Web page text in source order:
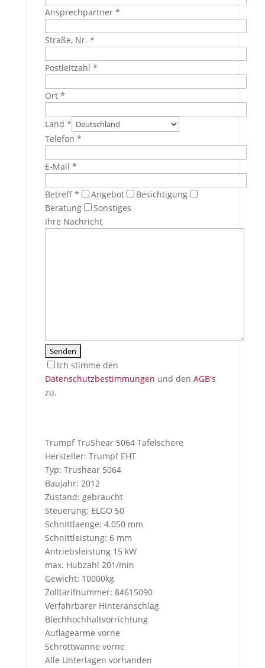
Ansprechpartner *
Straße, Nr. *
Postleitzahl *
Ort *
Land *
Telefon *
E-Mail *
Betreff * Angebot
Besichtigung
Beratung
Sonstiges
Ihre Nachricht
Ich stimme den
Datenschutzbestimmungen und den AGB's
zu.
o
u
p
r
e
s
s
t
h
i
s
b
u
t
t
o
n
Trumpf TruShear 5064 Tafelschere
Hersteller: Trumpf EHT
Typ: Trushear 5064
Baujahr: 2012
Zustand: gebraucht
Steuerung: ELGO 50
Schnittlaenge: 4.050 mm
Schnittleistung: 6 mm
Antriebsleistung 15 kW
max. Hubzahl 201/min
Gewicht: 10000kg
Zolltarifnummer: 84615090
Verfahrbarer Hinteranschlag
Blechhochhaltvorrichtung
Auflagearme vorne
Schrottwanne vorne
Alle Unterlagen vorhanden